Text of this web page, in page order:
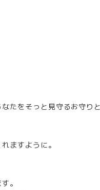
たをそっと見守るお守り
ますように。
。